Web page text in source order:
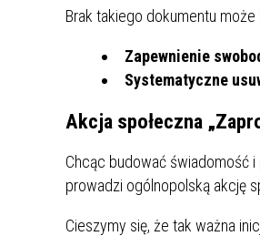
Brak takiego dokumentu
Zapewnienie
Systematyczne
Akcja społeczna
Chcąc budować świadomość i
prowadzi ogólnopolską akcję
Cieszymy się, że tak ważna